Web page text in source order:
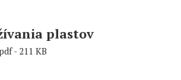
plastov
- 211 KB